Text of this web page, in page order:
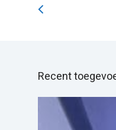
Recent